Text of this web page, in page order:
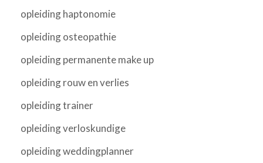
opleiding haptonomie
opleiding osteopathie
opleiding permanente make up
opleiding rouw en verlies
opleiding trainer
opleiding verloskundige
opleiding weddingplanner